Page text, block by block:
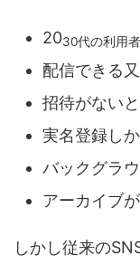
2030代の利用
配信できる
招待がない
実名登録し
バックグラ
アーカイブ
しかし従来の